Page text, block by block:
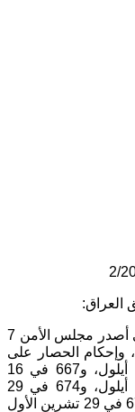
الحمداني
العراق:
في الفترة ما بين 13 أيلول، و29 تشرين الثاني أصدر مجلس الأمن 7
وإحكام الحصار على
العراق، حيث صدرت القرارات 666 في 13 أيلول، و667 في 16
أيلول، و669 في 24 أيلول، و 670 في 25 أيلول، و674 في 29
تشرين الأول، و677 في 28 تشرين الأول و 678 في 29 تشرين الأول